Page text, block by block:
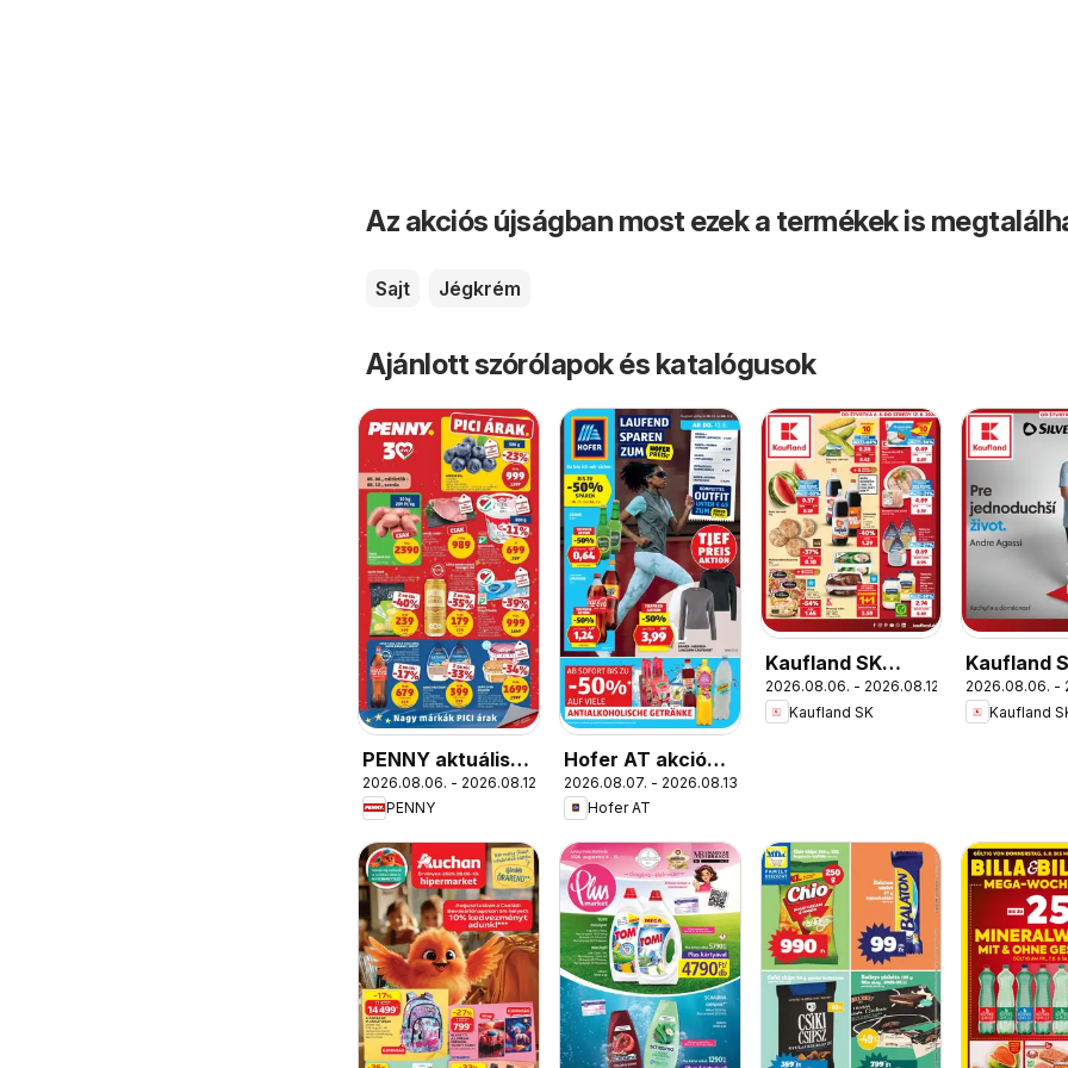
Az akciós újságban most ezek a termékek is
Sajt Jégkrém
Ajánlott szórólapok és katalógusok
PENNY aktuális
akciós újság
2026.08.06. - 2026.08.12.
PENNY
Hofer AT akciós
újság
2026.08.07. - 2026.08.13.
Hofer AT
Kaufland SK
akciós újság
2026.08.06. - 2026.08.12.
Kaufland SK
Kaufland
Nonfood
újság
2026.08.06. -
Kaufland